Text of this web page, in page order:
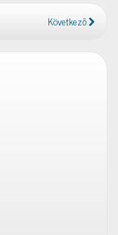
Következő